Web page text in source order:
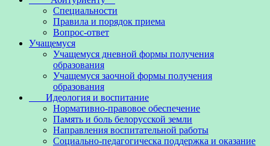
Специальности
Правила и порядок приема
Вопрос-ответ
Учащемуся
Учащемуся дневной формы получения
образования
Учащемуся заочной формы получения
образования
Идеология и воспитание
Нормативно-правовое обеспечение
Память и боль белорусской земли
Направления воспитательной работы
Социально-педагогическа поддержка и оказание